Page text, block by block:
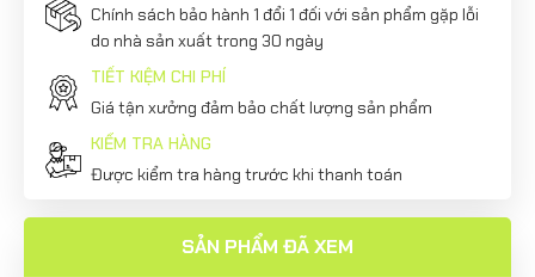
Chính sách bảo hành 1 đổi 1 đối với sản phẩm gặp lỗi
do nhà sản xuất trong 30 ngày
TIẾT KIỆM CHI PHÍ
Giá tận xưởng đảm bảo chất lượng sản phẩm
KIỂM TRA HÀNG
Được kiểm tra hàng trước khi thanh toán
SẢN PHẨM ĐÃ XEM